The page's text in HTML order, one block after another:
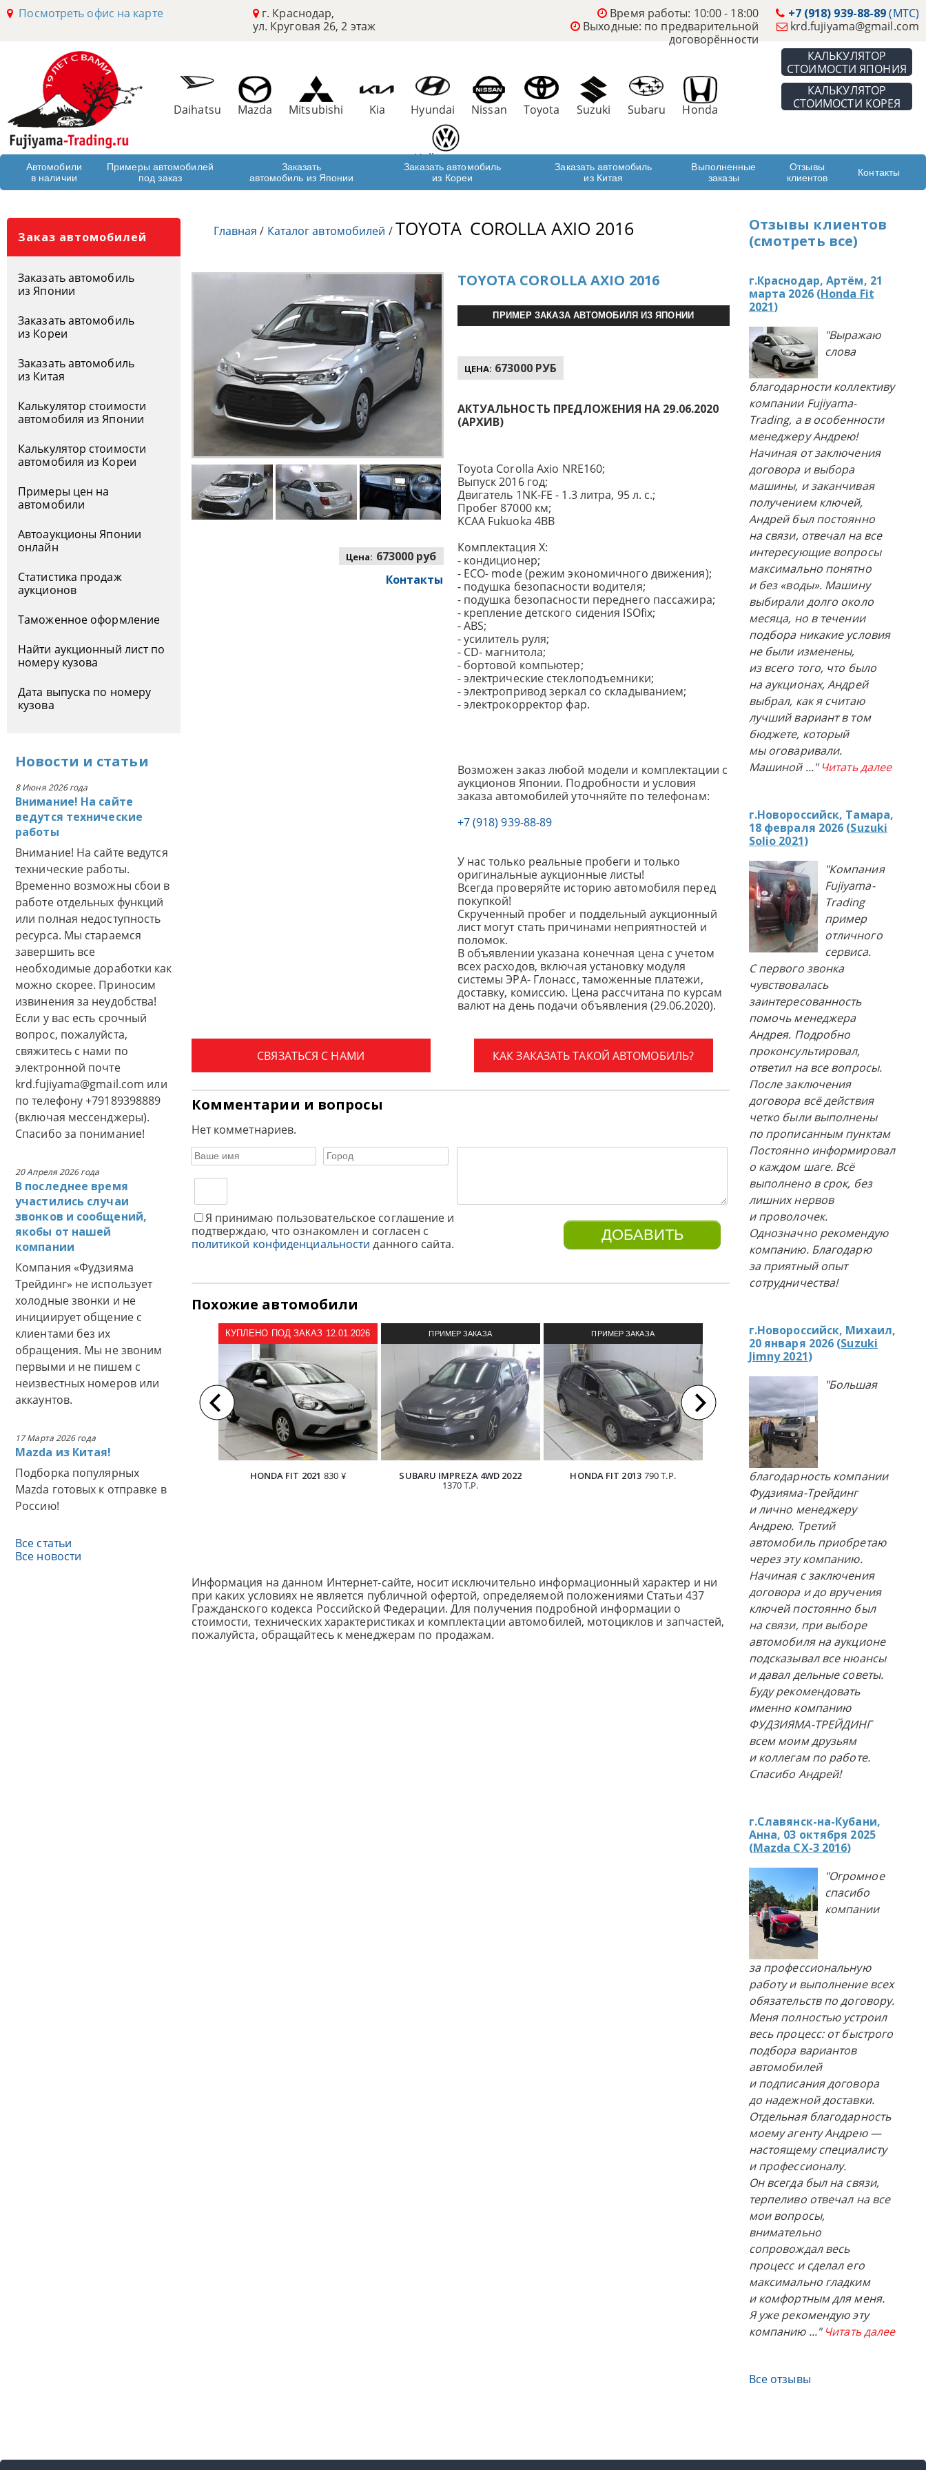
Посмотреть офис на карте
г. Краснодар,
ул. Круговая 26, 2 этаж
+7 (918) 939-88-89(МТС)
krd.fujiyama@gmail.com
Время работы: 10:00 - 18:00
Выходные: по предварительной
договорённости
КАЛЬКУЛЯТОР
СТОИМОСТИ ЯПОНИЯ
КАЛЬКУЛЯТОР
СТОИМОСТИ КОРЕЯ
Daihatsu Mazda Mitsubishi Kia Hyundai Nissan Toyota Suzuki Subaru Honda
Volkswagen
Автомобили
в наличии
Примеры автомобилей
под заказ
Заказать
автомобиль из Японии
Заказать автомобиль
из Кореи
Заказать автомобиль
из Китая
Выполненные
заказы
Отзывы
клиентов
Контакты
Заказ автомобилей
Заказать автомобиль
из Японии
Заказать автомобиль
из Кореи
Заказать автомобиль
из Китая
Калькулятор стоимости
автомобиля из Японии
Калькулятор стоимости
автомобиля из Кореи
Примеры цен на
автомобили
Автоаукционы Японии
онлайн
Статистика продаж
аукционов
Таможенное оформление
Найти аукционный лист по
номеру кузова
Дата выпуска по номеру
кузова
Новости и статьи
8 Июня 2026 года
Внимание! На сайте
ведутся технические
работы
Внимание! На сайте ведутся
технические работы.
Временно возможны сбои в
работе отдельных функций
или полная недоступность
ресурса. Мы стараемся
завершить все
необходимые доработки как
можно скорее. Приносим
извинения за неудобства!
Если у вас есть срочный
вопрос, пожалуйста,
свяжитесь с нами по
электронной почте
krd.fujiyama@gmail.com или
по телефону +79189398889
(включая мессенджеры).
Спасибо за понимание!
20 Апреля 2026 года
В последнее время
участились случаи
звонков и сообщений,
якобы от нашей
компании
Компания «Фудзияма
Трейдинг» не использует
холодные звонки и не
инициирует общение с
клиентами без их
обращения. Мы не звоним
первыми и не пишем с
неизвестных номеров или
аккаунтов.
17 Марта 2026 года
Mazda из Китая!
Подборка популярных
Mazda готовых к отправке в
Россию!
Все статьи
Все новости
Главная / Каталог автомобилей /TOYOTA COROLLA AXIO 2016
Цена: 673000 руб
Контакты
TOYOTA COROLLA AXIO 2016
ПРИМЕР ЗАКАЗА АВТОМОБИЛЯ ИЗ ЯПОНИИ
ЦЕНА: 673000 РУБ
АКТУАЛЬНОСТЬ ПРЕДЛОЖЕНИЯ НА 29.06.2020
(АРХИВ)
Toyota Corolla Axio NRE160;
Выпуск 2016 год;
Двигатель 1NК-FE - 1.3 литра, 95 л. с.;
Пробег 87000 км;
KCAA Fukuoka 4BB
Комплектация X:
- кондиционер;
- ECO- mode (режим экономичного движения);
- подушка безопасности водителя;
- подушка безопасности переднего пассажира;
- крепление детского сидения ISOfix;
- ABS;
- усилитель руля;
- CD- магнитола;
- бортовой компьютер;
- электрические стеклоподъемники;
- электропривод зеркал со складыванием;
- электрокорректор фар.
Возможен заказ любой модели и комплектации с
аукционов Японии. Подробности и условия
заказа автомобилей уточняйте по телефонам:
+7 (918) 939-88-89
У нас только реальные пробеги и только
оригинальные аукционные листы!
Всегда проверяйте историю автомобиля перед
покупкой!
Скрученный пробег и поддельный аукционный
лист могут стать причинами неприятностей и
поломок.
В объявлении указана конечная цена с учетом
всех расходов, включая установку модуля
системы ЭРА- Глонасс, таможенные платежи,
доставку, комиссию. Цена рассчитана по курсам
валют на день подачи объявления (29.06.2020).
КАК ЗАКАЗАТЬ ТАКОЙ АВТОМОБИЛЬ?
СВЯЗАТЬСЯ С НАМИ
Комментарии и вопросы
Нет комметнариев.
Я принимаю пользовательское соглашение и
подтверждаю, что ознакомлен и согласен с
политикой конфиденциальности данного сайта.
Похожие автомобили
КУПЛЕНО ПОД ЗАКАЗ 12.01.2026
HONDA FIT 2021 830 ¥
ПРИМЕР ЗАКАЗА
АВТОМОБИЛЯ ИЗ ЯПОНИИ
SUBARU IMPREZA 4WD 2022
1370 Т.Р.
ПРИМЕР ЗАКАЗА
АВТОМОБИЛЯ ИЗ ЯПОНИИ
HONDA FIT 2013 790 Т.Р.
ПРИМЕР ЗАКАЗА
АВТОМОБИЛЯ ИЗ ЯПОНИИ
HONDA INSIGHT 2012 890 Т.Р. SUBARU
Информация на данном Интернет-сайте, носит исключительно информационный характер и ни
при каких условиях не является публичной офертой, определяемой положениями Статьи 437
Гражданского кодекса Российской Федерации. Для получения подробной информации о
стоимости, технических характеристиках и комплектации автомобилей, мотоциклов и запчастей,
пожалуйста, обращайтесь к менеджерам по продажам.
Отзывы клиентов
(смотреть все)
г.Краснодар, Артём, 21
марта 2026 (Honda Fit
2021)
"Выражаю
слова
благодарности коллективу
компании Fujiyama-
Trading, а в особенности
менеджеру Андрею!
Начиная от заключения
договора и выбора
машины, и заканчивая
получением ключей,
Андрей был постоянно
на связи, отвечал на все
интересующие вопросы
максимально понятно
и без «воды». Машину
выбирали долго около
месяца, но в течении
подбора никакие условия
не были изменены,
из всего того, что было
на аукционах, Андрей
выбрал, как я считаю
лучший вариант в том
бюджете, который
мы оговаривали.
Машиной ..." Читать далее
г.Новороссийск, Тамара,
18 февраля 2026 (Suzuki
Solio 2021)
"Компания
Fujiyama-
Trading
пример
отличного
сервиса.
С первого звонка
чувствовалась
заинтересованность
помочь менеджера
Андрея. Подробно
проконсультировал,
ответил на все вопросы.
После заключения
договора всё действия
четко были выполнены
по прописанным пунктам
Постоянно информировал
о каждом шаге. Всё
выполнено в срок, без
лишних нервов
и проволочек.
Однозначно рекомендую
компанию. Благодарю
за приятный опыт
сотрудничества!
г.Новороссийск, Михаил,
20 января 2026 (Suzuki
Jimny 2021)
"Большая
благодарность компании
Фудзияма-Трейдинг
и лично менеджеру
Андрею. Третий
автомобиль приобретаю
через эту компанию.
Начиная с заключения
договора и до вручения
ключей постоянно был
на связи, при выборе
автомобиля на аукционе
подсказывал все нюансы
и давал дельные советы.
Буду рекомендовать
именно компанию
ФУДЗИЯМА-ТРЕЙДИНГ
всем моим друзьям
и коллегам по работе.
Спасибо Андрей!
г.Славянск-на-Кубани,
Анна, 03 октября 2025
(Mazda CX-3 2016)
"Огромное
спасибо
компании
за профессиональную
работу и выполнение всех
обязательств по договору.
Меня полностью устроил
весь процесс: от быстрого
подбора вариантов
автомобилей
и подписания договора
до надежной доставки.
Отдельная благодарность
моему агенту Андрею —
настоящему специалисту
и профессионалу.
Он всегда был на связи,
терпеливо отвечал на все
мои вопросы,
внимательно
сопровождал весь
процесс и сделал его
максимально гладким
и комфортным для меня.
Я уже рекомендую эту
компанию ..." Читать далее
Все отзывы